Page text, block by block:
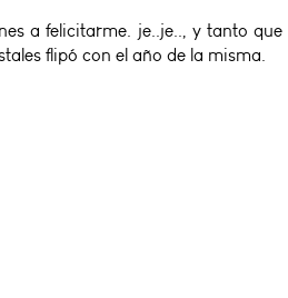
a felicitarme. je..je.., y tanto
flipó con el año de la misma.